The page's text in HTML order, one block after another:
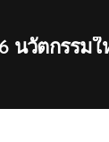
นวัตกรรม